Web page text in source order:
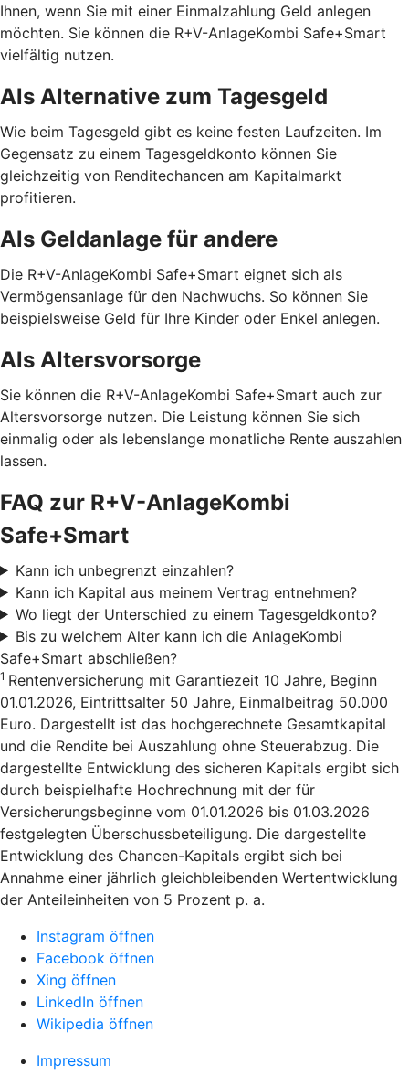
Ihnen, wenn Sie mit einer Einmalzahlung Geld anlegen
möchten. Sie können die R+V-AnlageKombi Safe+Smart
vielfältig nutzen.
Als Alternative zum Tagesgeld
Wie beim Tagesgeld gibt es keine festen Laufzeiten. Im
Gegensatz zu einem Tagesgeldkonto können Sie
gleichzeitig von Renditechancen am Kapitalmarkt
profitieren.
Als Geldanlage für andere
Die R+V-AnlageKombi Safe+Smart eignet sich als
Vermögensanlage für den Nachwuchs. So können Sie
beispielsweise Geld für Ihre Kinder oder Enkel anlegen.
Als Altersvorsorge
Sie können die R+V-AnlageKombi Safe+Smart auch zur
Altersvorsorge nutzen. Die Leistung können Sie sich
einmalig oder als lebenslange monatliche Rente auszahlen
lassen.
FAQ zur R+V-AnlageKombi
Safe+Smart
Kann ich unbegrenzt einzahlen?
Kann ich Kapital aus meinem Vertrag entnehmen?
Wo liegt der Unterschied zu einem Tagesgeldkonto?
Bis zu welchem Alter kann ich die AnlageKombi
Safe+Smart abschließen?
1 Rentenversicherung mit Garantiezeit 10 Jahre, Beginn
01.01.2026, Eintrittsalter 50 Jahre, Einmalbeitrag 50.000
Euro. Dargestellt ist das hochgerechnete Gesamtkapital
und die Rendite bei Auszahlung ohne Steuerabzug. Die
dargestellte Entwicklung des sicheren Kapitals ergibt sich
durch beispielhafte Hochrechnung mit der für
Versicherungsbeginne vom 01.01.2026 bis 01.03.2026
festgelegten Überschussbeteiligung. Die dargestellte
Entwicklung des Chancen-Kapitals ergibt sich bei
Annahme einer jährlich gleichbleibenden Wertentwicklung
der Anteileinheiten von 5 Prozent p. a.
Instagram öffnen
Facebook öffnen
Xing öffnen
LinkedIn öffnen
Wikipedia öffnen
Impressum